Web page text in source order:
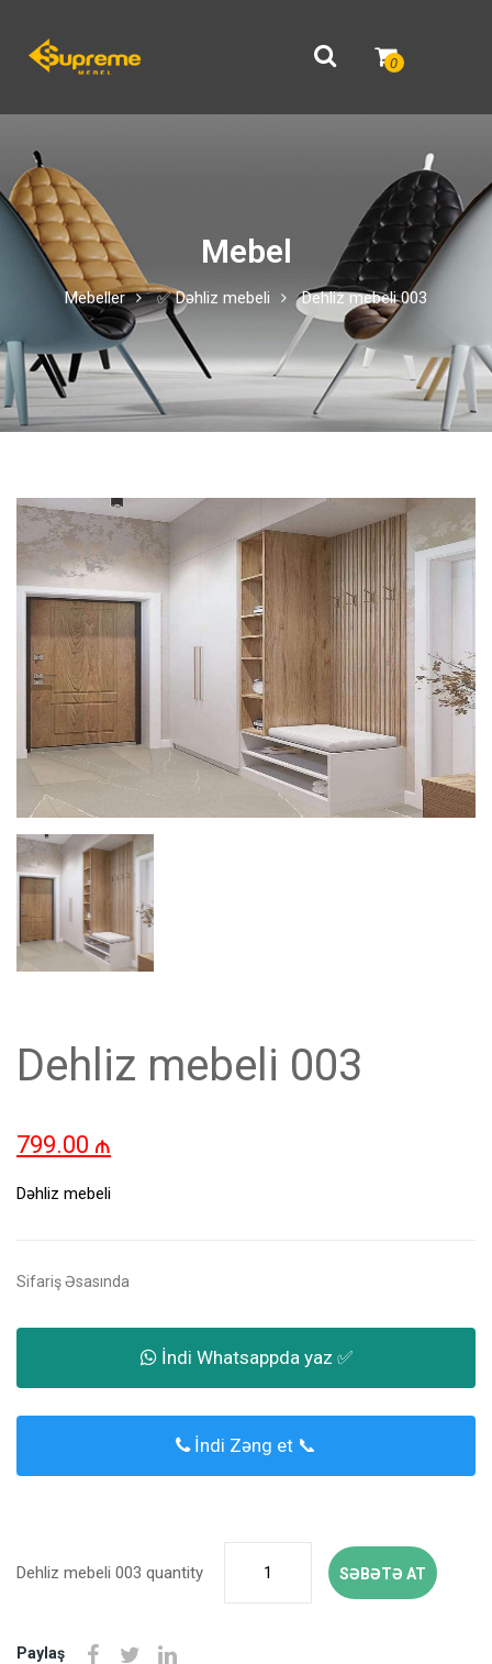
0
Mebel
Mebeller ✅ Dəhliz mebeli Dehliz mebeli 003
Dehliz mebeli 003
799.00 ₼
Dəhliz mebeli
Sifariş Əsasında
İndi Whatsappda yaz ✅
İndi Zəng et 📞
Dehliz mebeli 003 quantity SƏBƏTƏ AT
Paylaş